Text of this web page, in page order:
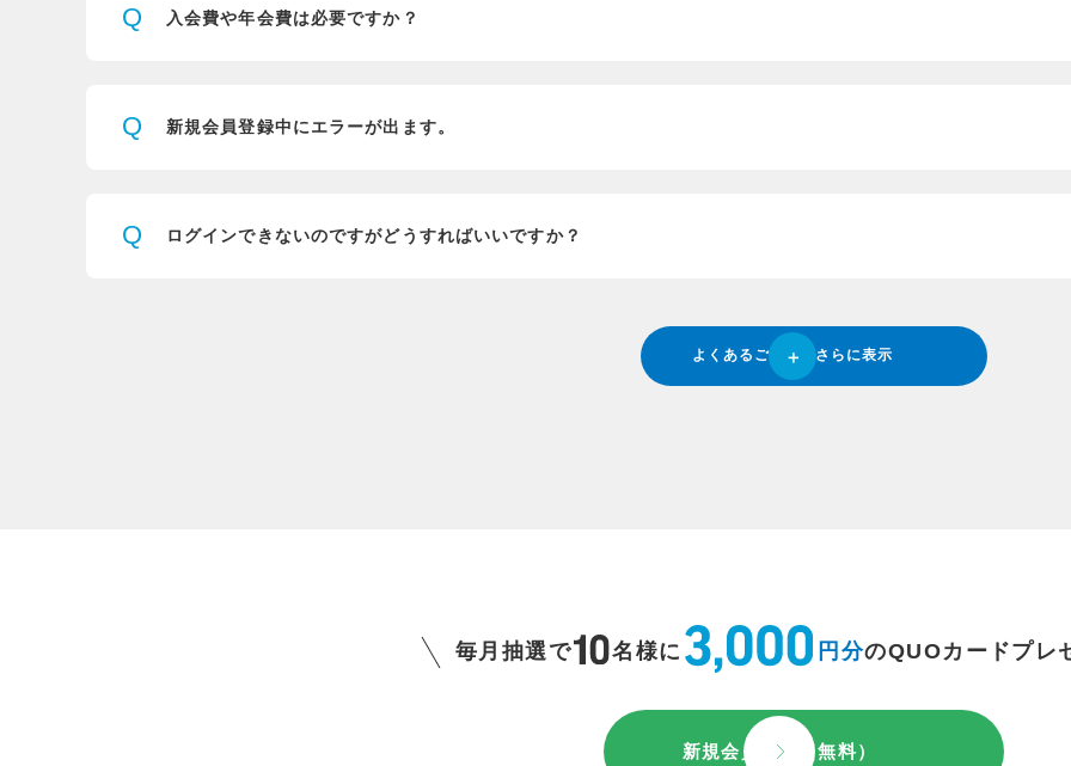
Q 入会費や年会費は必要ですか？
Q 新規会員登録中にエラーが出ます。
Q ログインできないのですがどうすればいいですか？
よくあるご質問をさらに表示
毎月抽選で 名様に 円分のQUOカードプレ
新規会員登録（無料）